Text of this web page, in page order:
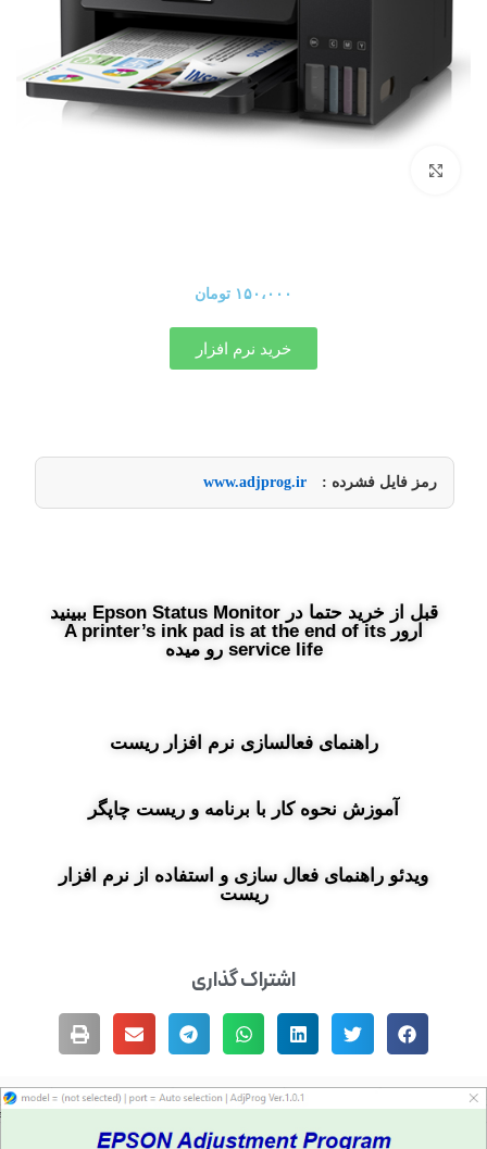
۱۵۰،۰۰۰ تومان
خرید نرم افزار
رمز فایل فشرده : www.adjprog.ir
قبل از خرید حتما در Epson Status Monitor ببینید
ارور A printer’s ink pad is at the end of its
service life رو میده
راهنمای فعالسازی نرم افزار ریست
آموزش نحوه کار با برنامه و ریست چاپگر​
ویدئو راهنمای فعال سازی و استفاده از نرم افزار
ریست
اشتراک گذاری